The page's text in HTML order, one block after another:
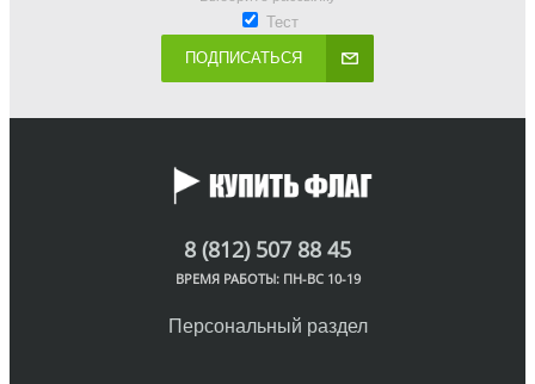
Тест
ПОДПИСАТЬСЯ
8 (812) 507 88 45
ВРЕМЯ РАБОТЫ: ПН-ВС 10-19
Персональный раздел